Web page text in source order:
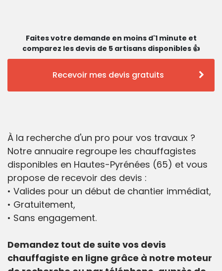
Faites votre demande en moins d'1 minute et
comparez les devis de 5 artisans disponibles 👍
Recevoir mes devis gratuits
À la recherche d'un pro pour vos travaux ?
Notre annuaire regroupe les chauffagistes
disponibles en Hautes-Pyrénées (65) et vous
propose de recevoir des devis :
• Valides pour un début de chantier immédiat,
• Gratuitement,
• Sans engagement.
Demandez tout de suite vos devis
chauffagiste en ligne grâce à notre moteur